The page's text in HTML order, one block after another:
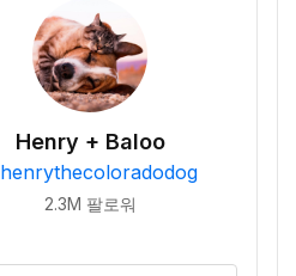
Henry + Baloo
henrythecoloradodog
2.3M 팔로워